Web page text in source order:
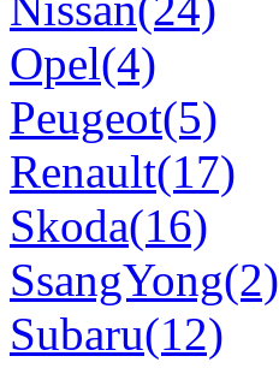
Opel(4)
Peugeot(5)
Renault(17)
Skoda(16)
SsangYong(2)
Subaru(12)